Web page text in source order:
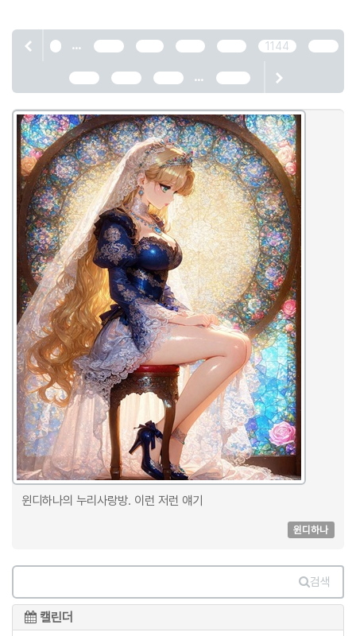
... 1144
...
윈디하나의 누리사랑방. 이런 저런 얘기
윈디하나
검색
캘린더